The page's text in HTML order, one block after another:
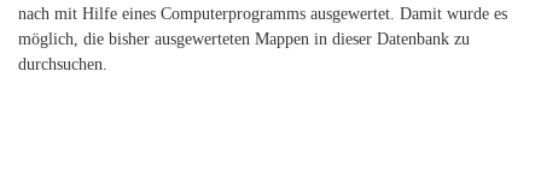
nach mit Hilfe eines Computerprogramms ausgewertet. Damit wurde es
möglich, die bisher ausgewerteten Mappen in dieser Datenbank zu
durchsuchen.